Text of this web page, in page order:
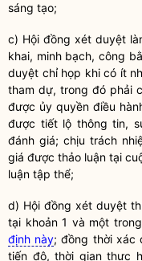
sáng tạo;
c) Hội đồng xét duyệt
khai, minh bạch, công
duyệt chỉ họp khi có ít
tham dự, trong đó phải
được ủy quyềnđiều
được tiết lộ thông tin,
đánh giá; chịu trách
giá được thảo luận tại
luận tập thể;
d) Hội đồng xét duyệt
tại khoản 1 và một
định này; đồng thời xác
tiến độ, thời gian thực